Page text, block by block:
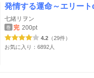
発情する運命～エリー
七緒リヲン
巻 完 200pt
4.2 （29件）
お気に入り：6892人